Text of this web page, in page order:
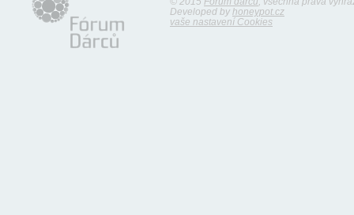
Developed by honeypot.cz
vaše nastavení Cookies